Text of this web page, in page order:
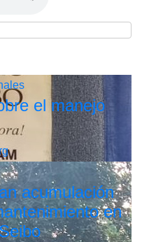
el manejo
acumulación
en